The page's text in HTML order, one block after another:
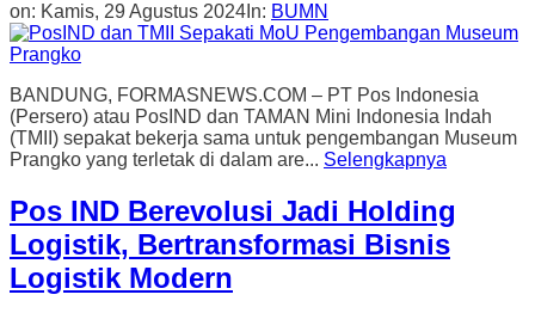
on: Kamis, 29 Agustus 2024 In: BUMN
BANDUNG, FORMASNEWS.COM – PT Pos Indonesia
(Persero) atau PosIND dan TAMAN Mini Indonesia Indah
(TMII) sepakat bekerja sama untuk pengembangan Museum
Prangko yang terletak di dalam are... Selengkapnya
Pos IND Berevolusi Jadi Holding
Logistik, Bertransformasi Bisnis
Logistik Modern